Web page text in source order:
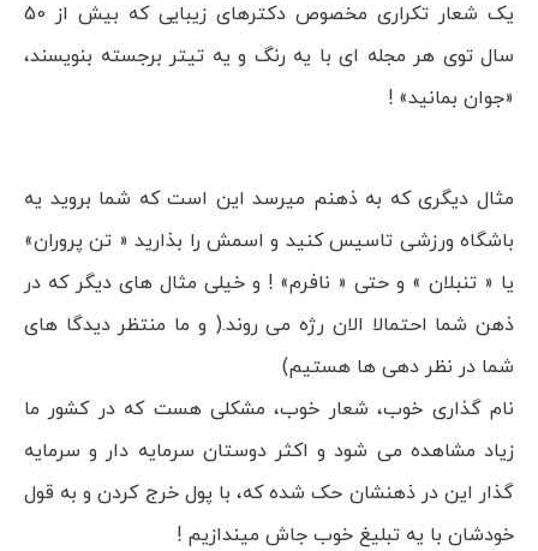
یک شعار تکراری مخصوص دکترهای زیبایی که بیش از 50
سال توی هر مجله ای با یه رنگ و یه تیتر برجسته بنویسند،
«جوان بمانید» !
مثال دیگری که به ذهنم میرسد این است که شما بروید یه
باشگاه ورزشی تاسیس کنید و اسمش را بذارید « تن پروران»
یا « تنبلان » و حتی « نافرم» ! و خیلی مثال های دیگر که در
ذهن شما احتمالا الان رژه می روند.( و ما منتظر دیدگا های
شما در نظر دهی ها هستیم)
نام گذاری خوب، شعار خوب، مشکلی هست که در کشور ما
زیاد مشاهده می شود و اکثر دوستان سرمایه دار و سرمایه
گذار این در ذهنشان حک شده که، با پول خرج کردن و به قول
خودشان با یه تبلیغ خوب جاش میندازیم !